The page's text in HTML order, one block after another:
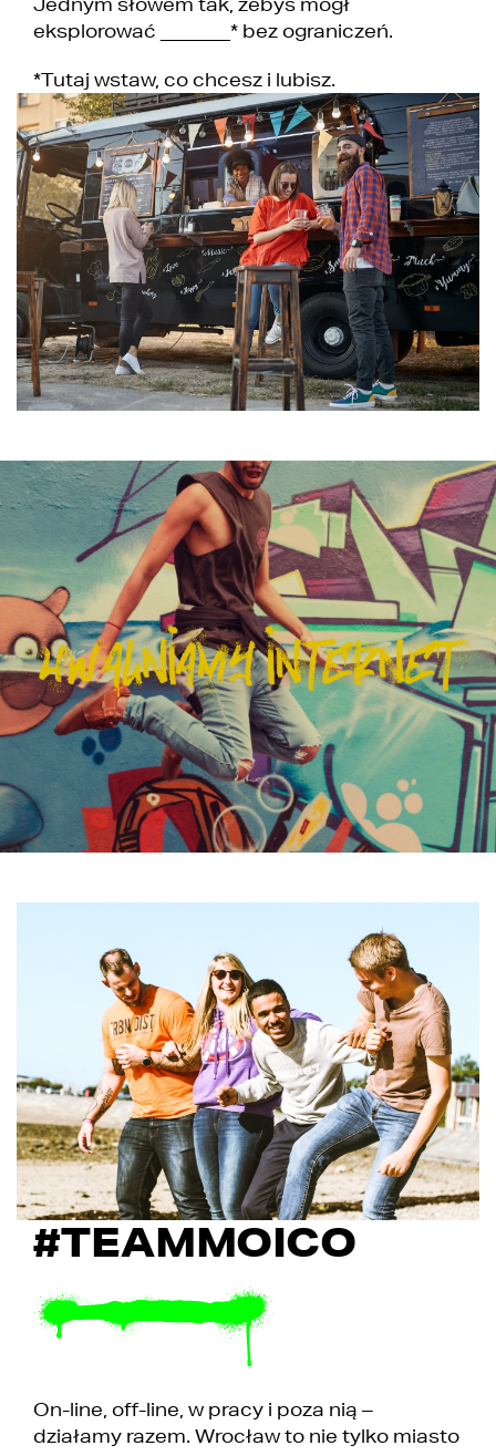
eksplorować _______* bez ograniczeń.
*Tutaj wstaw, co chcesz i lubisz.
#TEAMMOICO
On-line, off-line, w pracy i poza nią –
działamy razem. Wrocław to nie tylko miasto